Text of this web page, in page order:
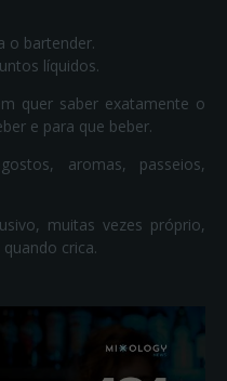
o bartender.
líquidos.
quer saber exatamente o
e para que beber.
aromas, passeios,
muitas vezes próprio,
crica.